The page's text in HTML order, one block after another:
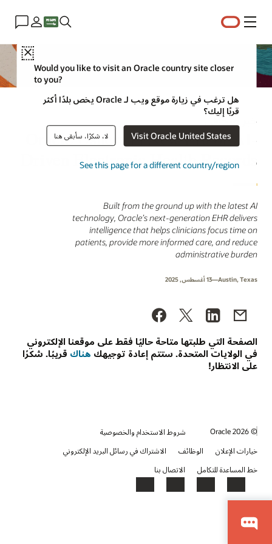
القائمة
Close
Would you like to visit an Oracle country site closer
to you?
هل ترغب في زيارة موقع ويب لـ Oracle يخص بلدًا أكثر
قربًا إليك؟
Visit Oracle United States لا، شكرًا، سأبقى هنا
See this page for a different country/region
خبر صحافي
Oracle Ushers in New Era of AI-
Driven Electronic Health Records
Built from the ground up with the latest AI
technology, Oracle’s next-generation EHR delivers
intelligence that helps clinicians focus time on
patients, provide more informed care, and reduce
administrative burden
Austin, Texas—‫13 أغسطس, 2025‬
الصفحة التي طلبتها متاحة حاليًا فقط على موقعنا الإلكتروني
في الولايات المتحدة. ستتم إعادة توجيهك هناك قريبًا. شكرًا
على الانتظار!
© 2026 Oracle
شروط الاستخدام والخصوصية
خيارات الإعلان
الوظائف
الاشتراك في رسائل البريد الإلكتروني
خط المساعدة للتكامل
الاتصال بنا
Facebook
X
LinkedIn
YouTube